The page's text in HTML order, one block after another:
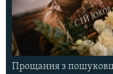
Прощання з